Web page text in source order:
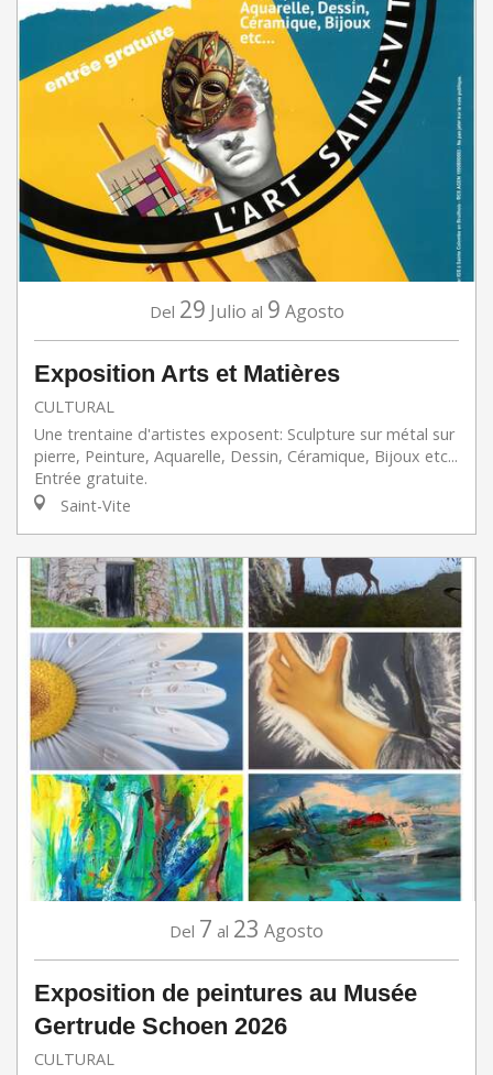
Del 29 Julio al 9 Agosto
Exposition Arts et Matières
CULTURAL
Une trentaine d'artistes exposent: Sculpture sur métal sur
pierre, Peinture, Aquarelle, Dessin, Céramique, Bijoux etc...
Entrée gratuite.
Saint-Vite
Del 7 al 23 Agosto
Exposition de peintures au Musée
Gertrude Schoen 2026
CULTURAL